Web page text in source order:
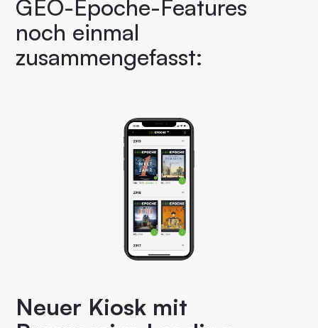
GEO-Epoche-Features
noch einmal
zusammengefasst:
Neuer Kiosk mit